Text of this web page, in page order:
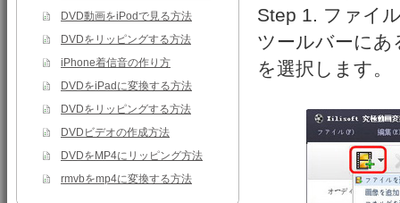
Step 1. ファイ
ツールバーに
を選択します。
DVD動画をiPodで見る方法
DVDをリッピングする方法
iPhone着信音の作り方
DVDをiPadに変換する方法
DVDをリッピングする方法
DVDビデオの作成方法
DVDをMP4にリッピング方法
rmvbをmp4に変換する方法